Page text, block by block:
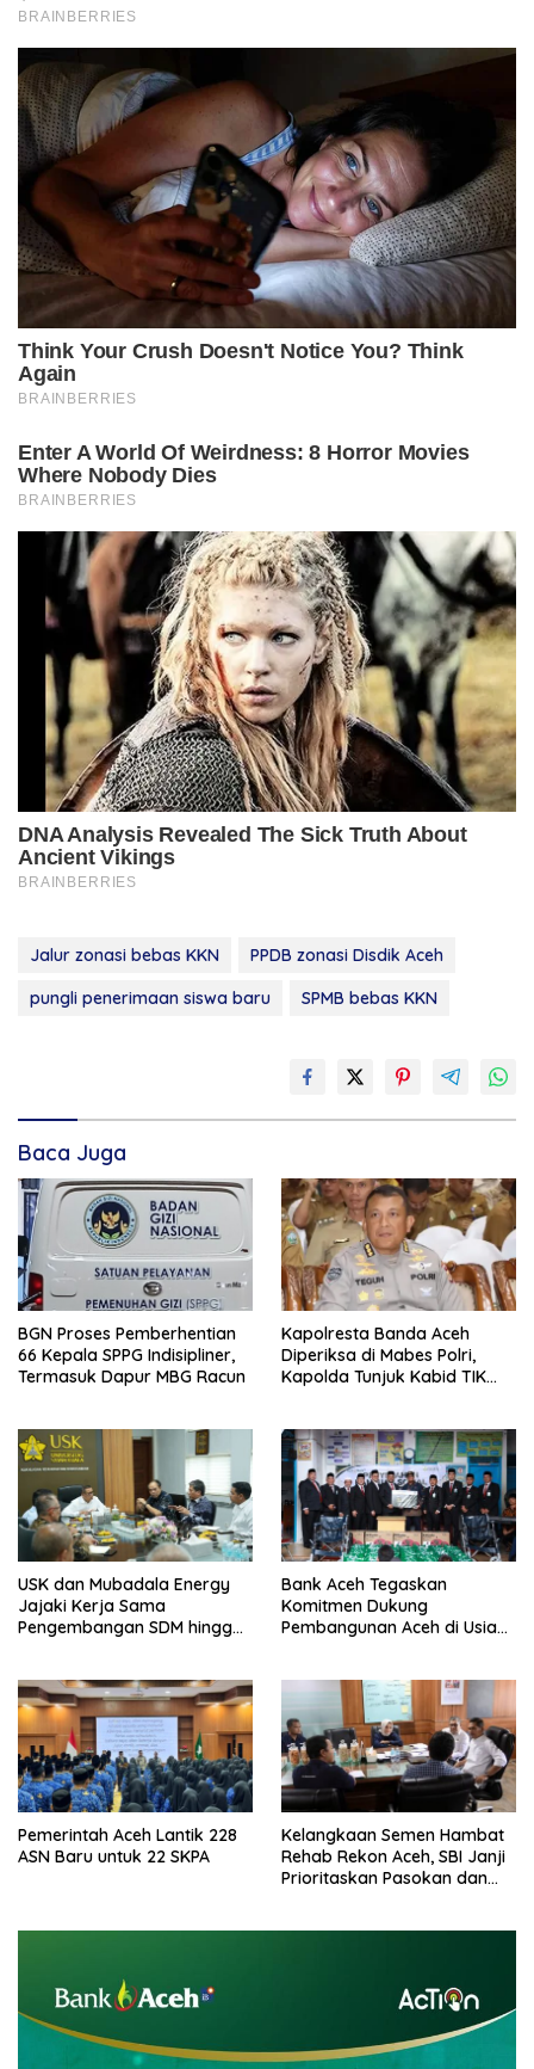
Jalur zonasi bebas KKN
PPDB zonasi Disdik Aceh
pungli penerimaan siswa baru
SPMB bebas KKN
Baca Juga
BGN Proses Pemberhentian
66 Kepala SPPG Indisipliner,
Termasuk Dapur MBG Racun
Kapolresta Banda Aceh
Diperiksa di Mabes Polri,
Kapolda Tunjuk Kabid TIK
USK dan Mubadala Energy
Jajaki Kerja Sama
Pengembangan SDM hingga
Bank Aceh Tegaskan
Komitmen Dukung
Pembangunan Aceh di Usia
Pemerintah Aceh Lantik 228
ASN Baru untuk 22 SKPA
Kelangkaan Semen Hambat
Rehab Rekon Aceh, SBI Janji
Prioritaskan Pasokan dan